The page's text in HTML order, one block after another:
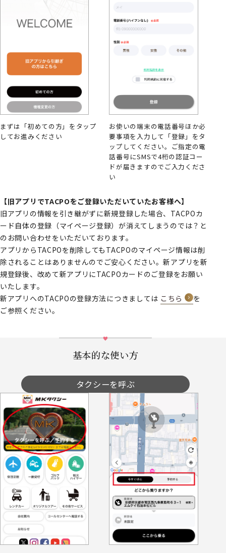
まずは「初めての方」をタップ
してお進みください
お使いの端末の電話番号ほか必
要事項を入力して「登録」をタ
ップしてください。ご指定の電
話番号にSMSで4桁の認証コー
ドが届きますのでご入力くださ
い
【旧アプリでTACPOをご登録いただいていたお客様へ】
旧アプリの情報を引き継がずに新規登録した場合、TACPOカ
ード自体の登録（マイページ登録）が消えてしまうのでは？と
のお問い合わせをいただいております。
アプリからTACPOを削除してもTACPOのマイページ情報は削
除されることはありませんのでご安心ください。新アプリを新
規登録後、改めて新アプリにTACPOカードのご登録をお願い
いたします。
新アプリへのTACPOの登録方法につきましては こちら
を
ご参照ください。
基本的な使い方
タクシーを呼ぶ